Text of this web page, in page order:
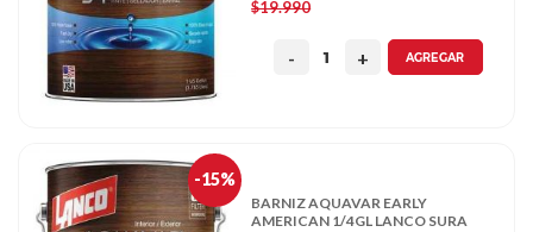
$19.990
AGREGAR
-15%
BARNIZ AQUAVAR EARLY
AMERICAN 1/4GL LANCO SURA